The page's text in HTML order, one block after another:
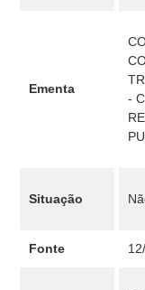
Ementa
-
Situação
Fonte